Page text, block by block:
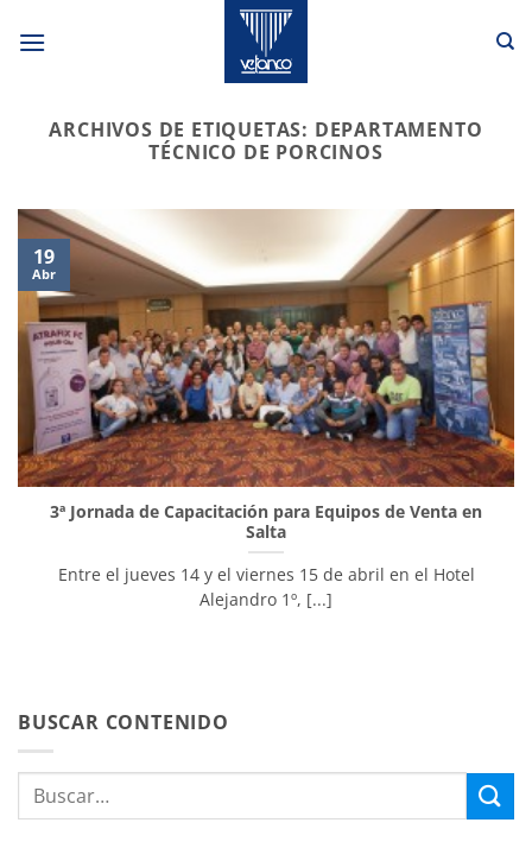
ARCHIVOS DE ETIQUETAS: DEPARTAMENTO
TÉCNICO DE PORCINOS
3ª Jornada de Capacitación para Equipos de Venta en
Salta
Entre el jueves 14 y el viernes 15 de abril en el Hotel
Alejandro 1º, [...]
19
Abr
BUSCAR CONTENIDO